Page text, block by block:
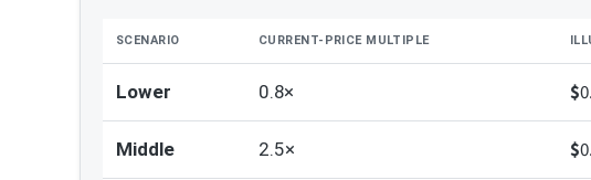
SCENARIO CURRENT-PRICE MULTIPLE
Lower 0.8× $
Middle 2.5× $